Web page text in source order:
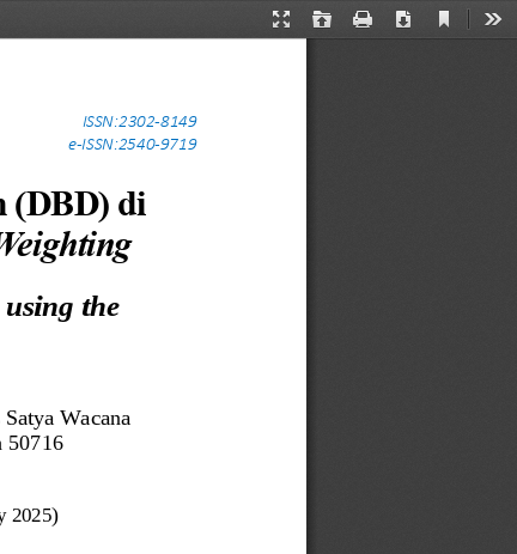
Presentation
Open Print Download
Current
ISSN:2302-8149
e-ISSN:2540-9719
(DBD) di
using the
Wacana
50716
2025)